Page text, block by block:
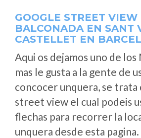
GOOGLE STREET VIEW
BALCONADA EN SANT
CASTELLET EN
Aqui os dejamos uno de los
mas le gusta a la gente de
concocer unquera, se trata
street view el cual podeis
flechas para recorrer la
unquera desde esta pagina.